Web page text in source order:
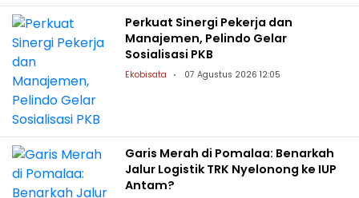
Perkuat Sinergi Pekerja dan
Manajemen, Pelindo Gelar
Sosialisasi PKB
Ekobisata 07 Agustus 2026 12:05
Garis Merah di Pomalaa: Benarkah
Jalur Logistik TRK Nyelonong ke IUP
Antam?